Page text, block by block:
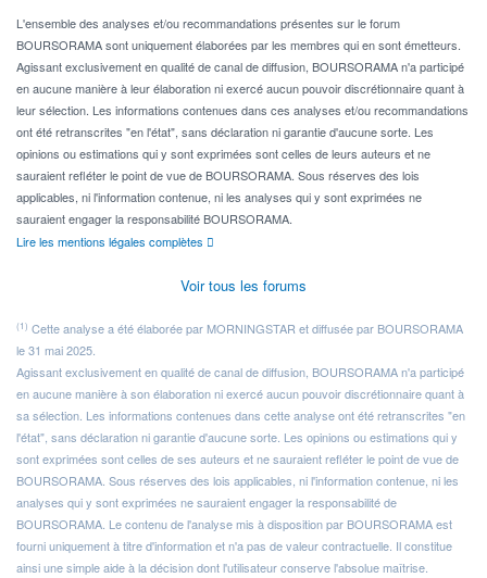
Pour l' ...
L'ensemble des analyses et/ou recommandations présentes sur le forum
BOURSORAMA sont uniquement élaborées par les membres qui en sont émetteurs.
Agissant exclusivement en qualité de canal de diffusion, BOURSORAMA n'a participé
en aucune manière à leur élaboration ni exercé aucun pouvoir discrétionnaire quant à
leur sélection. Les informations contenues dans ces analyses et/ou recommandations
ont été retranscrites "en l'état", sans déclaration ni garantie d'aucune sorte. Les
opinions ou estimations qui y sont exprimées sont celles de leurs auteurs et ne
sauraient refléter le point de vue de BOURSORAMA. Sous réserves des lois
applicables, ni l'information contenue, ni les analyses qui y sont exprimées ne
sauraient engager la responsabilité BOURSORAMA.
Lire les mentions légales complètes
Voir tous les forums
(1) Cette analyse a été élaborée par MORNINGSTAR et diffusée par BOURSORAMA
le 31 mai 2025.
Agissant exclusivement en qualité de canal de diffusion, BOURSORAMA n'a participé
en aucune manière à son élaboration ni exercé aucun pouvoir discrétionnaire quant à
sa sélection. Les informations contenues dans cette analyse ont été retranscrites "en
l'état", sans déclaration ni garantie d'aucune sorte. Les opinions ou estimations qui y
sont exprimées sont celles de ses auteurs et ne sauraient refléter le point de vue de
BOURSORAMA. Sous réserves des lois applicables, ni l'information contenue, ni les
analyses qui y sont exprimées ne sauraient engager la responsabilité de
BOURSORAMA. Le contenu de l'analyse mis à disposition par BOURSORAMA est
fourni uniquement à titre d'information et n'a pas de valeur contractuelle. Il constitue
ainsi une simple aide à la décision dont l'utilisateur conserve l'absolue maîtrise.